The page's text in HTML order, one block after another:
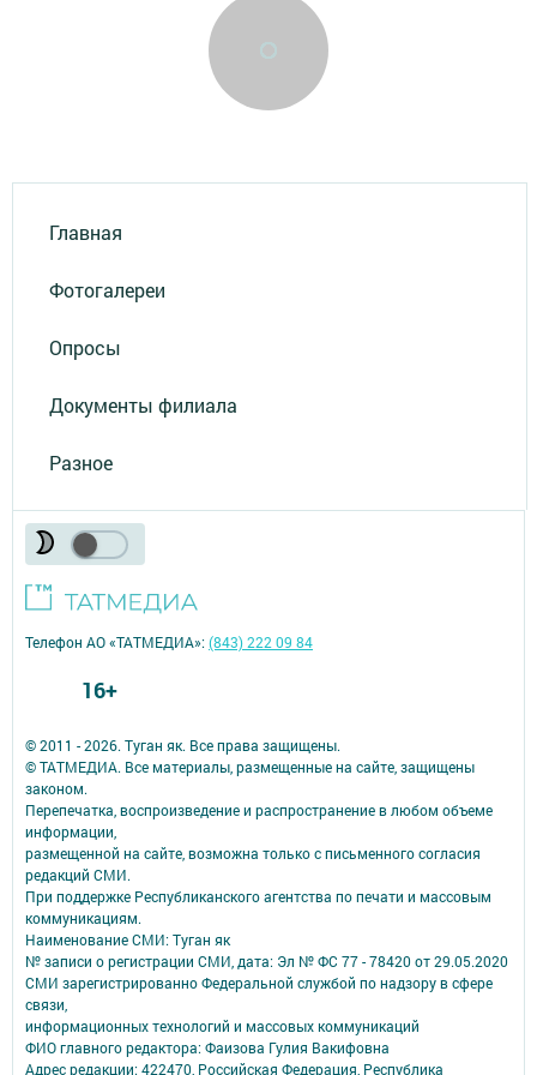
Главная
Фотогалереи
Опросы
Документы филиала
Разное
© 2011 - 2026. Туган як. Все права защищены.
© ТАТМЕДИА. Все материалы, размещенные на сайте, защищены
законом.
Перепечатка, воспроизведение и распространение в любом объеме
информации,
размещенной на сайте, возможна только с письменного согласия
редакций СМИ.
При поддержке Республиканского агентства по печати и массовым
коммуникациям.
Наименование СМИ: Туган як
№ записи о регистрации СМИ, дата: Эл № ФС 77 - 78420 от 29.05.2020
СМИ зарегистрированно Федеральной службой по надзору в сфере
связи,
информационных технологий и массовых коммуникаций
ФИО главного редактора: Фаизова Гулия Вакифовна
Адрес редакции: 422470, Российская Федерация, Республика
Телефон АО «ТАТМЕДИА»:(843) 222 09 84
16+